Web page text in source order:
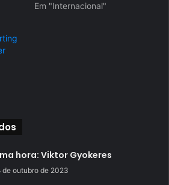
Em "Internacional"
hora: Viktor Gyokeres
de outubro de 2023